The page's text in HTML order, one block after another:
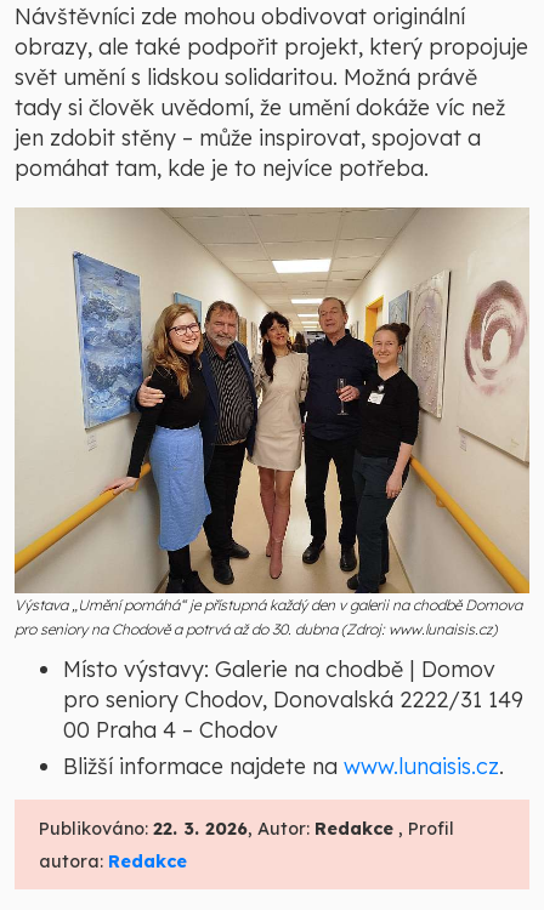
Návštěvníci zde mohou obdivovat originální
obrazy, ale také podpořit projekt, který propojuje
svět umění s lidskou solidaritou. Možná právě
tady si člověk uvědomí, že umění dokáže víc než
jen zdobit stěny – může inspirovat, spojovat a
pomáhat tam, kde je to nejvíce potřeba.
Výstava „Umění pomáhá“ je přístupná každý den v galerii na chodbě Domova
pro seniory na Chodově a potrvá až do 30. dubna (Zdroj: www.lunaisis.cz)
Místo výstavy: Galerie na chodbě | Domov
pro seniory Chodov, Donovalská 2222/31 149
00 Praha 4 – Chodov
Bližší informace najdete na www.lunaisis.cz.
Publikováno: 22. 3. 2026, Autor: Redakce , Profil
autora: Redakce